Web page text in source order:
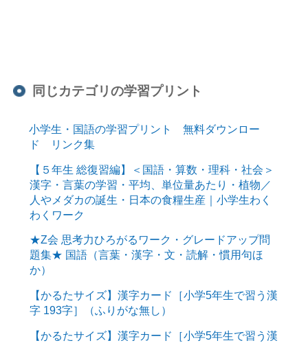
同じカテゴリの学習プリント
小学生・国語の学習プリント 無料ダウンロー
ド リンク集
【５年生 総復習編】＜国語・算数・理科・社会＞
漢字・言葉の学習・平均、単位量あたり・植物／
人やメダカの誕生・日本の食糧生産｜小学生わく
わくワーク
★Z会 思考力ひろがるワーク・グレードアップ問
題集★ 国語（言葉・漢字・文・読解・慣用句ほ
か）
【かるたサイズ】漢字カード［小学5年生で習う漢
字 193字］（ふりがな無し）
【かるたサイズ】漢字カード［小学5年生で習う漢